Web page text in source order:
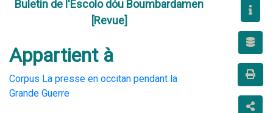
Buletin de l'Escolo dóu Boumbardamen
[Revue]
Appartient à
Corpus La presse en occitan pendant la
Grande Guerre